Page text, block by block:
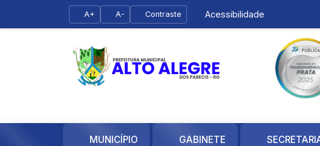
A+ A- Contraste Acessibilidade
MUNICÍPIO GABINETE